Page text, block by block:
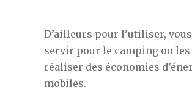
D’ailleurs pour l’utiliser,
servir pour le camping ou
réaliser des économies
mobiles.